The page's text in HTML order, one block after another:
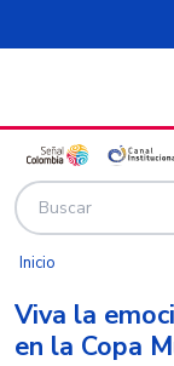
Pasar al contenido
Inicio
Viva la
en la Copa